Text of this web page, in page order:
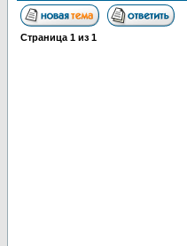
Страница 1 из 1